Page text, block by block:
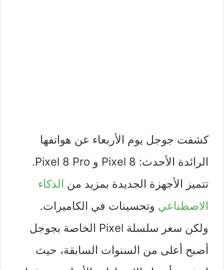
كشفت جوجل يوم الأربعاء عن هواتفها
الرائدة الأحدث: Pixel 8 و Pixel 8 Pro.
تتميز الأجهزة الجديدة بمزيد من الذكاء
الاصطناعي وتحسينات في الكاميرات.
ولكن سعر سلسلة Pixel الخاصة بجوجل
أصبح أعلى من السنوات السابقة، حيث